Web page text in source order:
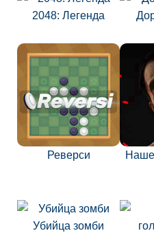
2048: Легенда
Реверси
Убийца зомби